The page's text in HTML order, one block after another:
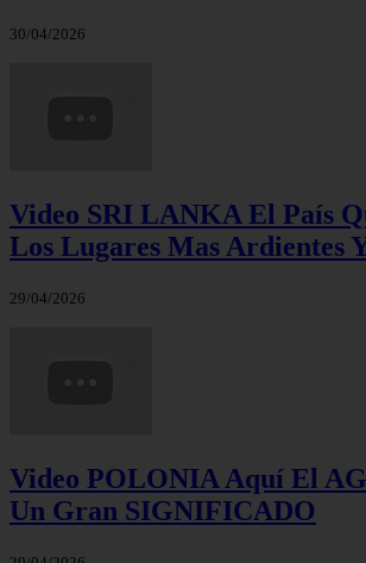
30/04/2026
Video SRI LANKA El País
Los Lugares Mas Ardientes
29/04/2026
Video POLONIA Aquí El
Un Gran SIGNIFICADO